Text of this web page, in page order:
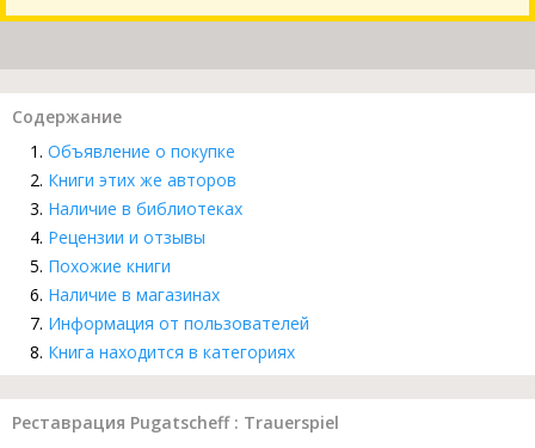
Содержание
Объявление о покупке
Книги этих же авторов
Наличие в библиотеках
Рецензии и отзывы
Похожие книги
Наличие в магазинах
Информация от пользователей
Книга находится в категориях
Реставрация Pugatscheff : Trauerspiel